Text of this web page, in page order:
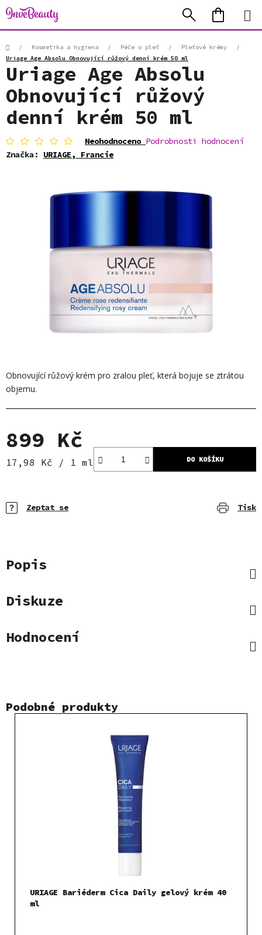
Přejít
na
obsah
Hledat
KOŠÍK
Domů/ Kosmetika a hygiena / Péče o pleť / Pleťové krémy
/
Uriage Age Absolu Obnovující růžový denní krém 50 ml
Obnovující růžový krém pro zralou pleť, která bojuje se ztrátou
objemu.
899 Kč
Měrná cena:
17,98 Kč / 1 ml DO KOŠÍKU
Tisk
Zeptat se
Uriage Age Absolu
Obnovující růžový
denní krém 50 ml
Průměrné
hodnocení
produktu
z
Neohodnoceno Podrobnosti hodnocení
Značka: URIAGE, Francie
Popis
Diskuze
Hodnocení
Podobné produkty
URIAGE Bariéderm Cica Daily gelový krém 40
ml